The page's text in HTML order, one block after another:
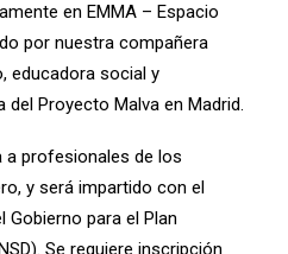
en EMMA – Espacio
por nuestra compañera
educadora social y
Proyecto Malva en Madrid.
profesionales de los
y será impartido con el
Gobierno para el Plan
Se requiere inscripción